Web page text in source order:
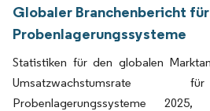
Globaler Branchenbericht
Probenlagerungssysteme
Statistiken für den globalen
Umsatzwachstumsrate
Probenlagerungssysteme